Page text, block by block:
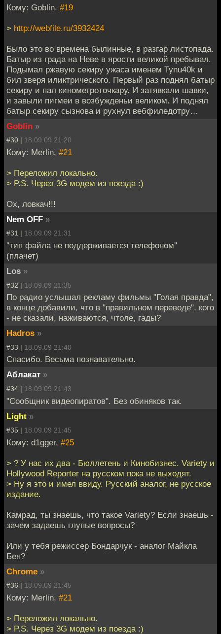
Кому: Goblin, #19
> http://webfile.ru/3932424
Было это во времена былинные, в разгар листопада.
Батыр из града на Неве в ярости великой пребывал.
Подымал ржавую секиру ужаса именем Tynu40k и
бил зверя иликтрического. Первый раз поднял батыр
секиру и пал кинометроточкару. И затявкали шавки,
и завыли пигмеи в возбужденьи великом. И поднял
батыр секиру сызнова и рухнул вебфиледотру…
Goblin »
#30 | 18.09.09 21:20
Кому: Merlin, #21
> Переложил локально.
> P.S. Через 3G модем из поезда :)
Ох, ловкач!!!
Nem OFF »
#31 | 18.09.09 21:31
''тип файла не поддерживается телефоном''
(плачет)
Los »
#32 | 18.09.09 21:35
По радио услышал рекламу фильмы "Голая правда",
в конце добавили, что в "правильном переводе", кого
- не сказали, наживаются, чтоле, гады?
Hadros »
#33 | 18.09.09 21:40
Спасибо. Весьма познавательно.
Аблакат »
#34 | 18.09.09 21:43
"Сообщник видеопиратов". Без обиняков так.
Light »
#35 | 18.09.09 21:45
Кому: d1gger, #25
> ? У нас их два - Бюллетень и Кинобизнес. Variety и
Hollywood Reporter на русском пока не выходят.
> Ну я это и имел ввиду. Русский аналог, не русское
издание.
Камрад, ты знаешь, что такое Variety? Если знаешь -
зачем задаешь глупые вопросы?
Или у тебя режиссер Бондарчук - аналог Майкла
Бея?
Chrome »
#36 | 18.09.09 21:45
Кому: Merlin, #21
> Переложил локально.
> P.S. Через 3G модем из поезда :)